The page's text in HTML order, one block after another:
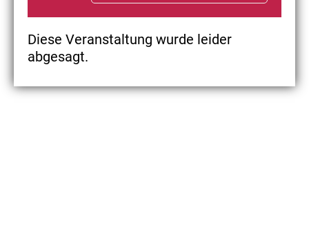
Diese Veranstaltung wurde leider
abgesagt.